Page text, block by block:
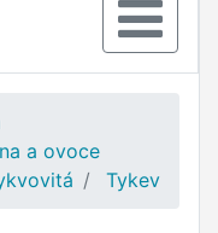
a ovoce
Tykev